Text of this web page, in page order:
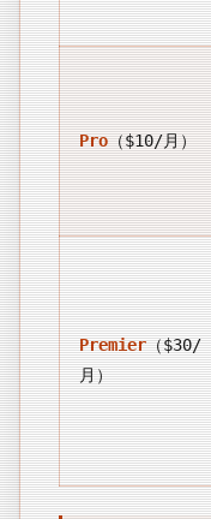
Pro（$10/月）
Premier（$30/
月）